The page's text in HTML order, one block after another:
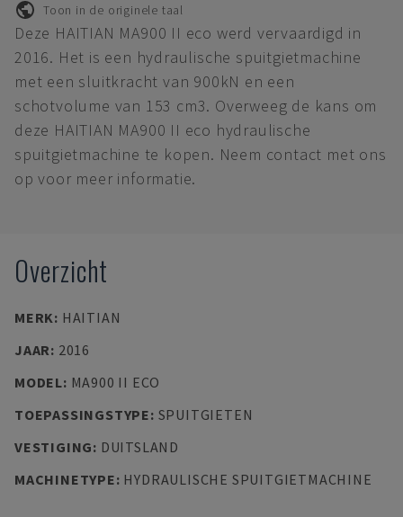
Toon in de originele taal
Deze HAITIAN MA900 II eco werd vervaardigd in
2016. Het is een hydraulische spuitgietmachine
met een sluitkracht van 900kN en een
schotvolume van 153 cm3. Overweeg de kans om
deze HAITIAN MA900 II eco hydraulische
spuitgietmachine te kopen. Neem contact met ons
op voor meer informatie.
Overzicht
MERK: HAITIAN
JAAR: 2016
MODEL: MA900 II ECO
TOEPASSINGSTYPE: SPUITGIETEN
VESTIGING: DUITSLAND
MACHINETYPE: HYDRAULISCHE SPUITGIETMACHINE